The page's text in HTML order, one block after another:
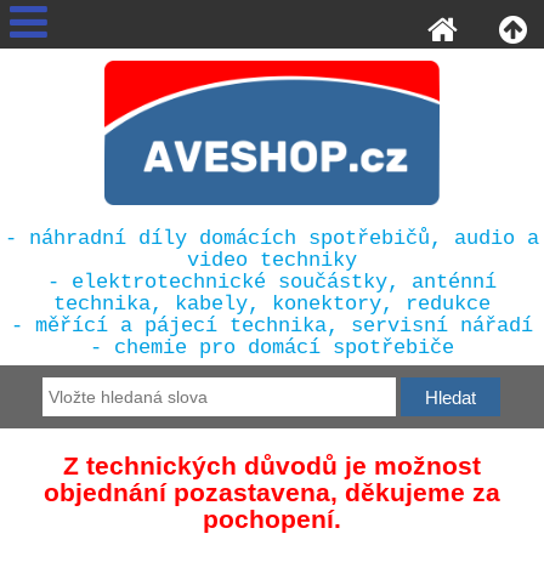
- náhradní díly domácích spotřebičů, audio a
video techniky
- elektrotechnické součástky, anténní
technika, kabely, konektory, redukce
- měřící a pájecí technika, servisní nářadí
- chemie pro domácí spotřebiče
Z technických důvodů je možnost
objednání pozastavena, děkujeme za
pochopení.